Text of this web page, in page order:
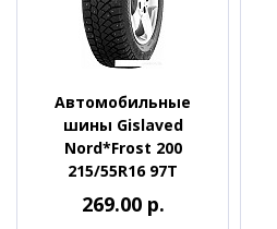
Автомобильные
шины Gislaved
Nord*Frost 200
215/55R16 97T
269.00 р.